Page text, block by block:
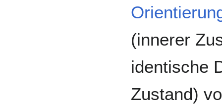
(innerer
identische
Zustand)